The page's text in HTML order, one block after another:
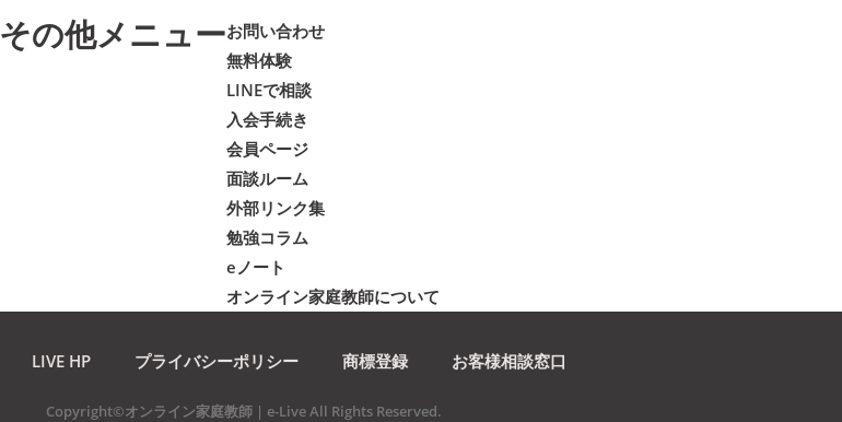
その他メニューお問い合わせ
無料体験
LINEで相談
入会手続き
会員ページ
面談ルーム
外部リンク集
勉強コラム
eノート
オンライン家庭教師について
LIVE HP プライバシーポリシー 商標登録 お客様相談窓口
Copyright©オンライン家庭教師 | e-Live All Rights Reserved.